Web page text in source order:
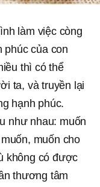
làm việc còng
phúc của con
thì có thể
ta, và truyền lại
hạnh phúc.
như nhau: muốn
muốn cho
không có được
thương tâm